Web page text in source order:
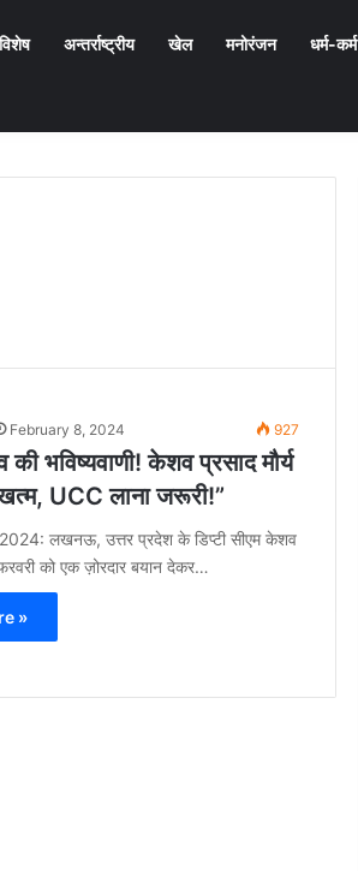
अन्तर्राष्ट्रीय खेल मनोरंजन धर्म-कर्म
February 8, 2024 927
भविष्यवाणी! केशव प्रसाद मौर्य
UCC लाना जरूरी!”
लखनऊ, उत्तर प्रदेश के डिप्टी सीएम केशव
को एक ज़ोरदार बयान देकर…
»